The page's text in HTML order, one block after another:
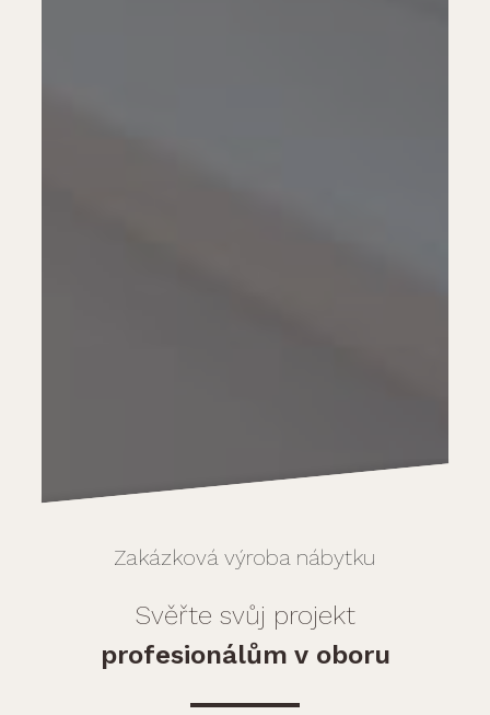
Zakázková výroba nábytku
Svěřte svůj projekt
profesionálům v oboru